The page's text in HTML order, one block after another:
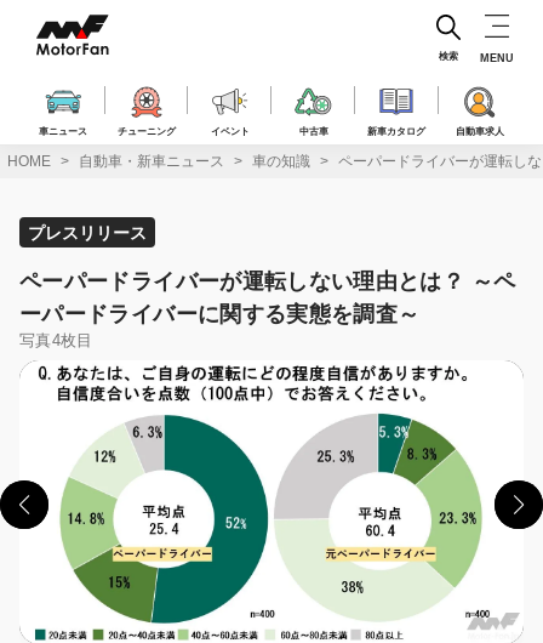
ス
車ニュース チューニング イベント 中古車 新車カタログ 自動車求人
検索 MENU
HOME 自動車・新車ニュース 車の知識 ペーパードライバーが運転し
プレスリリース
ペーパードライバーが運転しない理由とは？ ～ペ
ーパードライバーに関する実態を調査～
写真4枚目